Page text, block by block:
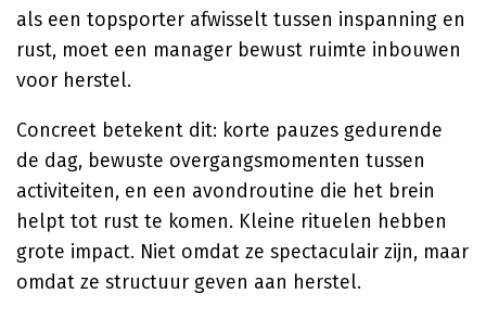
als een topsporter afwisselt tussen inspanning en
rust, moet een manager bewust ruimte inbouwen
voor herstel.
Concreet betekent dit: korte pauzes gedurende
de dag, bewuste overgangsmomenten tussen
activiteiten, en een avondroutine die het brein
helpt tot rust te komen. Kleine rituelen hebben
grote impact. Niet omdat ze spectaculair zijn, maar
omdat ze structuur geven aan herstel.